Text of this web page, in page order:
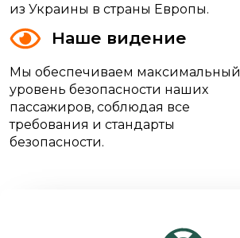
из Украины в страны Европы.
Наше видение
Мы обеспечиваем максимальный
уровень безопасности наших
пассажиров, соблюдая все
требования и стандарты
безопасности.